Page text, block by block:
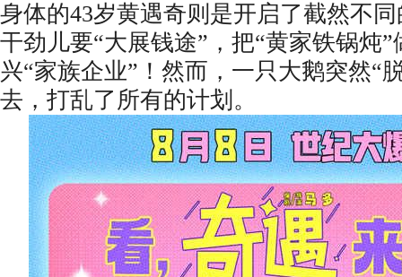
身体的43岁黄遇奇则是开启了截然不
干劲儿要“大展钱途”，把“黄家铁锅炖
兴“家族企业”！然而，一只大鹅突然“
去，打乱了所有的计划。